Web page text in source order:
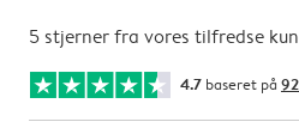
5 stjerner fra vores tilfredse
4.7 baseret på